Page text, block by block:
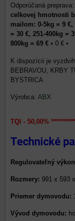
celkovej hmotnosti
mailom: 0-5kg = 9 €,
= 30 €, 251-400kg =
800kg = 69 € • 0 € •
BEBRAVOU, KRBY
BYSTRICA
Výrobca: ABX
TQI - 50,00%
Technické
Regulovateľný
Rozmery: 991 x 593
Priemer dymovodu:
Vývod dymovodu: